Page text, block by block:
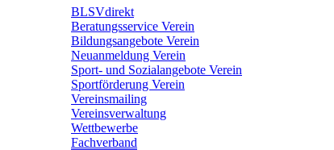
BLSVdi­rekt
Bera­tungs­ser­vice Verein
Bildungs­an­ge­bote Verein
Neuan­mel­dung Verein
Sport- und Sozi­al­an­ge­bote Verein
Sport­för­de­rung Verein
Vereins­mai­ling
Vereins­ver­wal­tung
Wett­be­werbe
Fach­ver­band